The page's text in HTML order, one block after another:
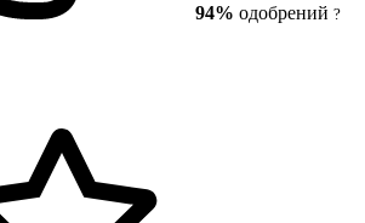
94% одобрений ?